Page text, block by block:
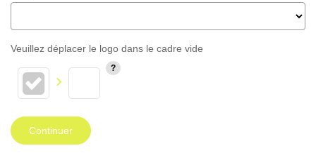
Veuillez déplacer le logo dans le cadre vide
Continuer